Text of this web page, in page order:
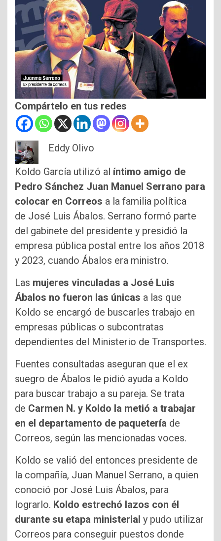
Compártelo en tus redes
Eddy Olivo
Koldo García utilizó al íntimo amigo de
Pedro Sánchez Juan Manuel Serrano para
colocar en Correos a la familia política
de José Luis Ábalos. Serrano formó parte
del gabinete del presidente y presidió la
empresa pública postal entre los años 2018
y 2023, cuando Ábalos era ministro.
Las mujeres vinculadas a José Luis
Ábalos no fueron las únicas a las que
Koldo se encargó de buscarles trabajo en
empresas públicas o subcontratas
dependientes del Ministerio de Transportes.
Fuentes consultadas aseguran que el ex
suegro de Ábalos le pidió ayuda a Koldo
para buscar trabajo a su pareja. Se trata
de Carmen N. y Koldo la metió a trabajar
en el departamento de paquetería de
Correos, según las mencionadas voces.
Koldo se valió del entonces presidente de
la compañía, Juan Manuel Serrano, a quien
conoció por José Luis Ábalos, para
lograrlo. Koldo estrechó lazos con él
durante su etapa ministerial y pudo utilizar
Correos para conseguir puestos donde